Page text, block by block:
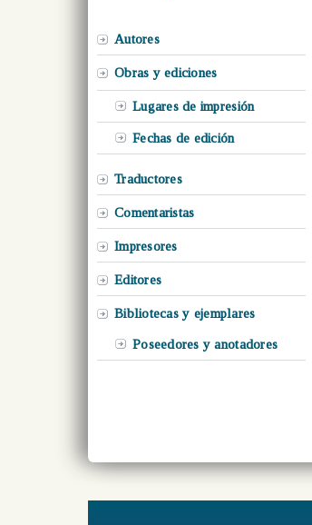
Autores
Obras y ediciones
Lugares de impresión
Fechas de edición
Traductores
Comentaristas
Impresores
Editores
Bibliotecas y ejemplares
Poseedores y anotadores